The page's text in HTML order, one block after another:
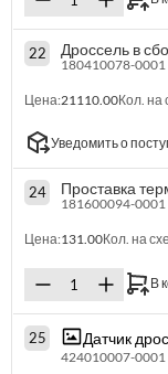
22 Дроссель в
180410078-0001
Цена:21110.00Кол. на
Уведомить о
24 Проставка
181600094-0001
Цена:131.00Кол. на
В
25 Датчик
424010007-0001